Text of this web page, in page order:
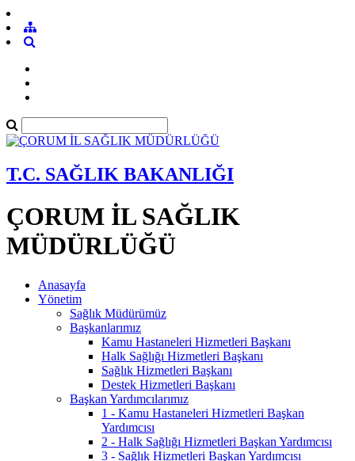
T.C. SAĞLIK BAKANLIĞI
ÇORUM İL SAĞLIK
MÜDÜRLÜĞÜ
Anasayfa
Yönetim
Sağlık Müdürümüz
Başkanlarımız
Kamu Hastaneleri Hizmetleri Başkanı
Halk Sağlığı Hizmetleri Başkanı
Sağlık Hizmetleri Başkanı
Destek Hizmetleri Başkanı
Başkan Yardımcılarımız
1 - Kamu Hastaneleri Hizmetleri Başkan
Yardımcısı
2 - Halk Sağlığı Hizmetleri Başkan Yardımcısı
3 - Sağlık Hizmetleri Başkan Yardımcısı